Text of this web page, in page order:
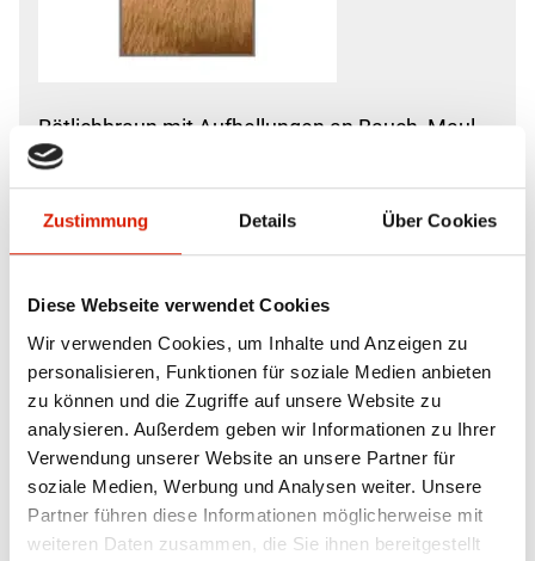
Zustimmung Details Über Cookies
Diese Webseite verwendet Cookies
Wir verwenden Cookies, um Inhalte und Anzeigen zu
personalisieren, Funktionen für soziale Medien anbieten
zu können und die Zugriffe auf unsere Website zu
analysieren. Außerdem geben wir Informationen zu Ihrer
Verwendung unserer Website an unsere Partner für
soziale Medien, Werbung und Analysen weiter. Unsere
Partner führen diese Informationen möglicherweise mit
weiteren Daten zusammen, die Sie ihnen bereitgestellt
Rötlichbraun mit Aufhellungen an Bauch, Maul
und Beinen
Körperbau
700-900 kg
Widerristhöhe: Ø 135 cm